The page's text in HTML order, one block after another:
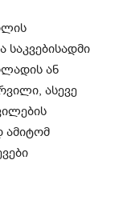
ან
ასევე
ამიტომ